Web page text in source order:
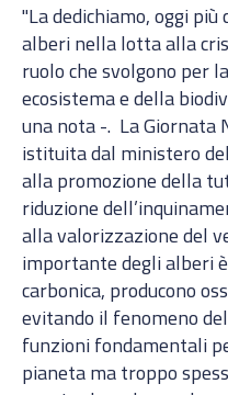
"La dedichiamo, oggi
alberi nella lotta alla
ruolo che svolgono per
ecosistema e della
una nota -. La Giornata
istituita dal ministero
alla promozione della
riduzione
alla valorizzazione del
importante degli alberi
carbonica, producono
evitando il fenomeno
funzioni fondamentali
pianeta ma troppo